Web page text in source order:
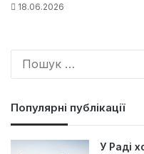
18.06.2026
Популярні публікації
У Раді